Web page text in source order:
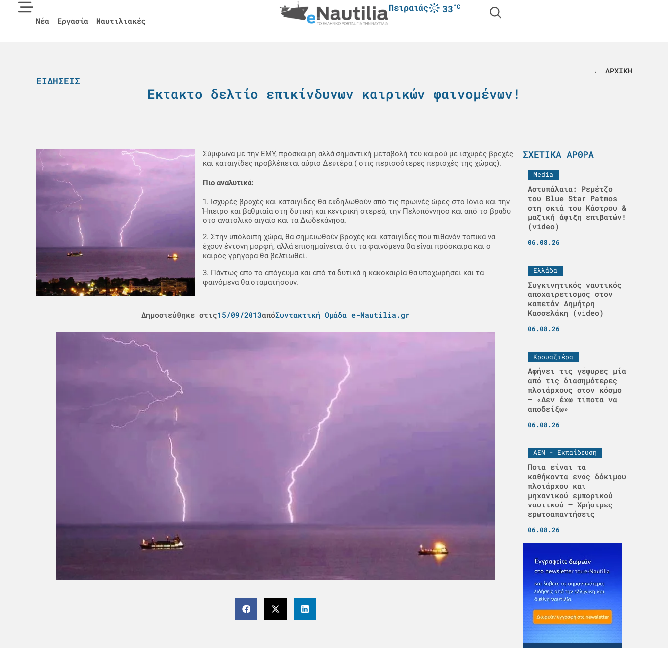
Νέα Εργασία Ναυτιλιακές
Πειραιάς 33°C
← ΑΡΧΙΚΗ
ΕΙΔΉΣΕΙΣ
Εκτακτο δελτίο επικίνδυνων καιρικών φαινομένων!
Σύμφωνα με την ΕΜΥ, πρόσκαιρη αλλά σημαντική μεταβολή του καιρού με ισχυρές βροχές
και καταιγίδες προβλέπεται αύριο Δευτέρα ( στις περισσότερες περιοχές της χώρας).
Πιο αναλυτικά:
1. Ισχυρές βροχές και καταιγίδες θα εκδηλωθούν από τις πρωινές ώρες στο Ιόνιο και την
Ήπειρο και βαθμιαία στη δυτική και κεντρική στερεά, την Πελοπόννησο και από το βράδυ
στο ανατολικό αιγαίο και τα Δωδεκάνησα.
2. Στην υπόλοιπη χώρα, θα σημειωθούν βροχές και καταιγίδες που πιθανόν τοπικά να
έχουν έντονη μορφή, αλλά επισημαίνεται ότι τα φαινόμενα θα είναι πρόσκαιρα και ο
καιρός γρήγορα θα βελτιωθεί.
3. Πάντως από το απόγευμα και από τα δυτικά η κακοκαιρία θα υποχωρήσει και τα
φαινόμενα θα σταματήσουν.
Δημοσιεύθηκε στις15/09/2013απόΣυντακτική Ομάδα e-Nautilia.gr
ΣΧΕΤΙΚΆ ΆΡΘΡΑ
Media
Αστυπάλαια: Ρεμέτζο
του Blue Star Patmos
στη σκιά του Κάστρου &
μαζική άφιξη επιβατών!
(video)
06.08.26
Ελλάδα
Συγκινητικός ναυτικός
αποχαιρετισμός στον
καπετάν Δημήτρη
Κασσελάκη (video)
06.08.26
Κρουαζιέρα
Αφήνει τις γέφυρες μία
από τις διασημότερες
πλοιάρχους στον κόσμο
– «Δεν έχω τίποτα να
αποδείξω»
06.08.26
ΑΕΝ - Εκπαίδευση
Ποια είναι τα
καθήκοντα ενός δόκιμου
πλοιάρχου και
μηχανικού εμπορικού
ναυτικού – Χρήσιμες
ερωτοαπαντήσεις
06.08.26